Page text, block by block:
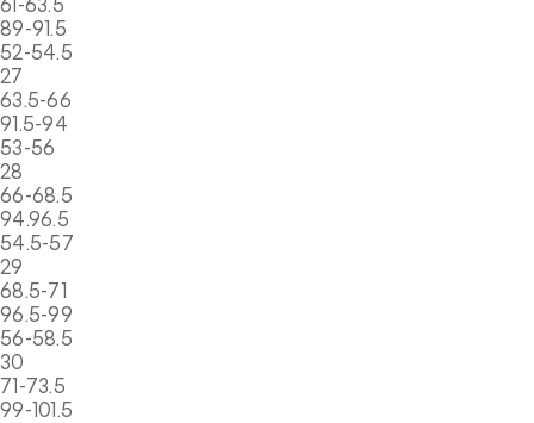
61-63.5
89-91.5
52-54.5
27
63.5-66
91.5-94
53-56
28
66-68.5
94.96.5
54.5-57
29
68.5-71
96.5-99
56-58.5
30
71-73.5
99-101.5